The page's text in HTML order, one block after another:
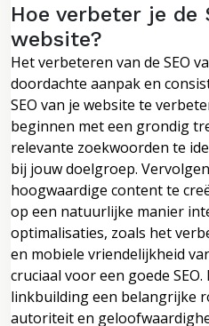
Hoe verbeter je de
website?
Het verbeteren van de SEO
doordachte aanpak en
SEO van je website te
beginnen met een grondig
relevante zoekwoorden te
bij jouw doelgroep.
hoogwaardige content te
op een natuurlijke manier
optimalisaties, zoals het
en mobiele vriendelijkheid
cruciaal voor een goede
linkbuilding een belangrijke
autoriteit en